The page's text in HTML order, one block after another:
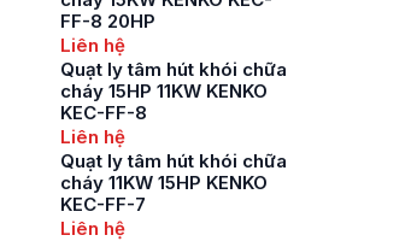
FF-8 20HP
Liên hệ
Quạt ly tâm hút khói chữa
cháy 15HP 11KW KENKO
KEC-FF-8
Liên hệ
Quạt ly tâm hút khói chữa
cháy 11KW 15HP KENKO
KEC-FF-7
Liên hệ